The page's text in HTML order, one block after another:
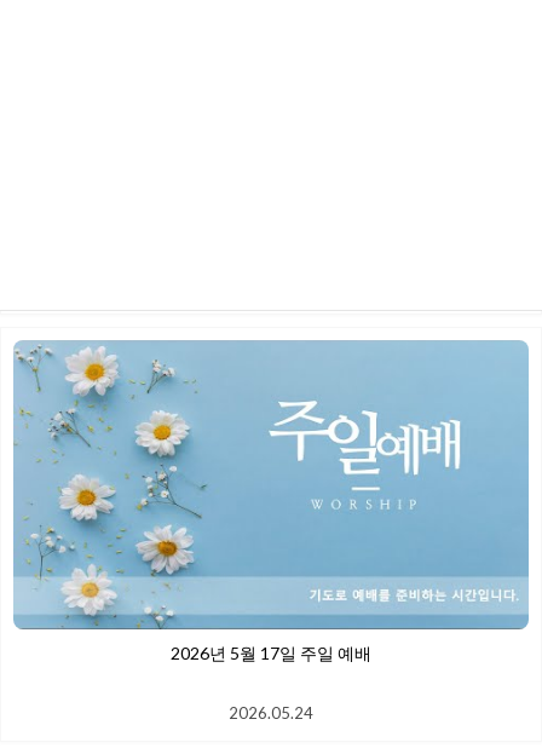
2026년 5월 17일 주일 예배
2026.05.24